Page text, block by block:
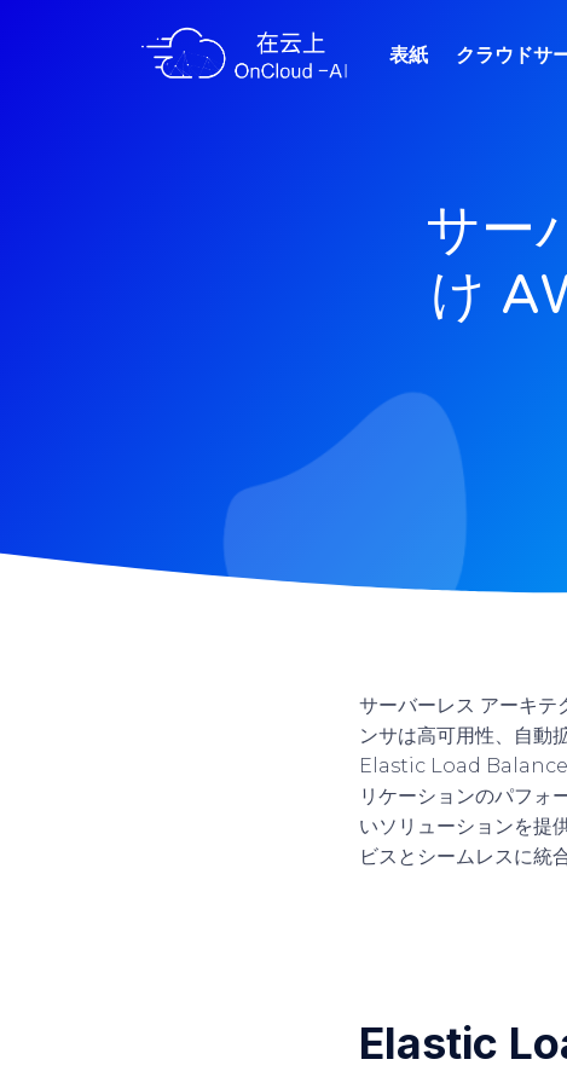
表紙 クラウドサ
サー
け
サーバーレス アーキテ
ンサは高可用性、自動
Elastic Load Balancer
リケーションのパフォ
いソリューションを
ビスとシームレスに統
Elastic